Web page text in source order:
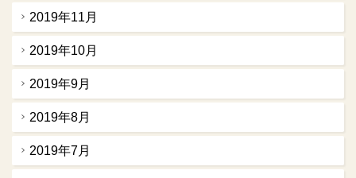
2019年11月
2019年10月
2019年9月
2019年8月
2019年7月